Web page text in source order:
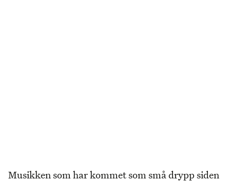
Musikken som har kommet som små drypp siden